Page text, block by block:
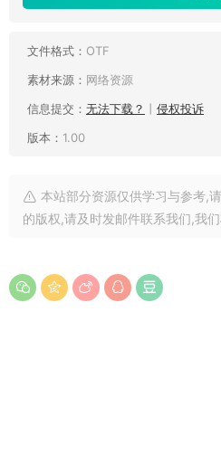
文件格式： OTF
素材来源： 网络资源
信息提交： 无法下载？
侵权投诉
版本： 1.00
本站部分资源仅供学习与参考,
的版权,请及时发邮件联系我们,我